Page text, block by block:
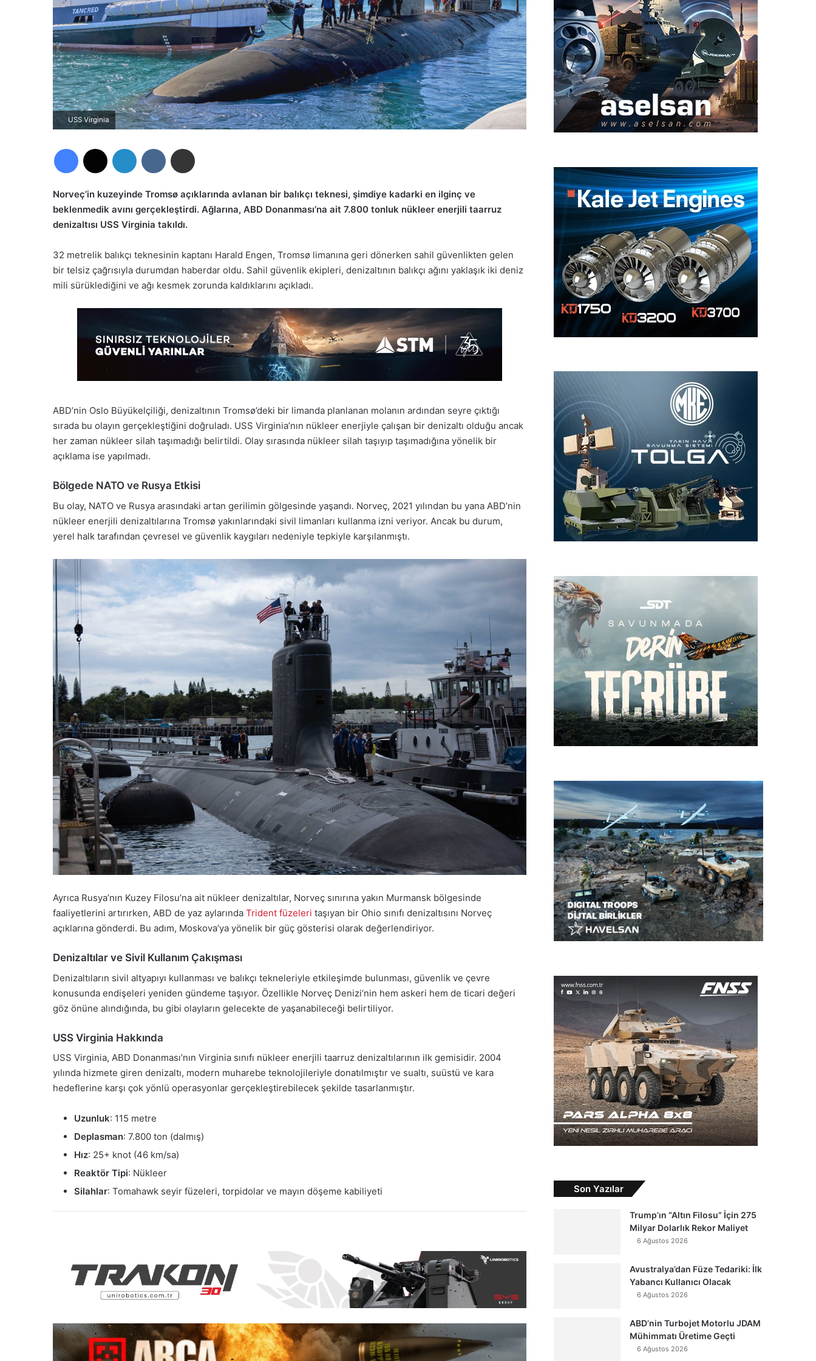
USS Virginia
Norveç’in kuzeyinde Tromsø açıklarında avlanan bir balıkçı teknesi, şimdiye kadarki en ilginç ve
beklenmedik avını gerçekleştirdi. Ağlarına, ABD Donanması’na ait 7.800 tonluk nükleer enerjili taarruz
denizaltısı USS Virginia takıldı.
32 metrelik balıkçı teknesinin kaptanı Harald Engen, Tromsø limanına geri dönerken sahil güvenlikten gelen
bir telsiz çağrısıyla durumdan haberdar oldu. Sahil güvenlik ekipleri, denizaltının balıkçı ağını yaklaşık iki deniz
mili sürüklediğini ve ağı kesmek zorunda kaldıklarını açıkladı.
ABD’nin Oslo Büyükelçiliği, denizaltının Tromsø’deki bir limanda planlanan molanın ardından seyre çıktığı
sırada bu olayın gerçekleştiğini doğruladı. USS Virginia’nın nükleer enerjiyle çalışan bir denizaltı olduğu ancak
her zaman nükleer silah taşımadığı belirtildi. Olay sırasında nükleer silah taşıyıp taşımadığına yönelik bir
açıklama ise yapılmadı.
Bölgede NATO ve Rusya Etkisi
Bu olay, NATO ve Rusya arasındaki artan gerilimin gölgesinde yaşandı. Norveç, 2021 yılından bu yana ABD’nin
nükleer enerjili denizaltılarına Tromsø yakınlarındaki sivil limanları kullanma izni veriyor. Ancak bu durum,
yerel halk tarafından çevresel ve güvenlik kaygıları nedeniyle tepkiyle karşılanmıştı.
Ayrıca Rusya’nın Kuzey Filosu’na ait nükleer denizaltılar, Norveç sınırına yakın Murmansk bölgesinde
faaliyetlerini artırırken, ABD de yaz aylarında Trident füzeleri taşıyan bir Ohio sınıfı denizaltısını Norveç
açıklarına gönderdi. Bu adım, Moskova’ya yönelik bir güç gösterisi olarak değerlendiriyor.
Denizaltılar ve Sivil Kullanım Çakışması
Denizaltıların sivil altyapıyı kullanması ve balıkçı tekneleriyle etkileşimde bulunması, güvenlik ve çevre
konusunda endişeleri yeniden gündeme taşıyor. Özellikle Norveç Denizi’nin hem askeri hem de ticari değeri
göz önüne alındığında, bu gibi olayların gelecekte de yaşanabileceği belirtiliyor.
USS Virginia Hakkında
USS Virginia, ABD Donanması’nın Virginia sınıfı nükleer enerjili taarruz denizaltılarının ilk gemisidir. 2004
yılında hizmete giren denizaltı, modern muharebe teknolojileriyle donatılmıştır ve sualtı, suüstü ve kara
hedeflerine karşı çok yönlü operasyonlar gerçekleştirebilecek şekilde tasarlanmıştır.
Uzunluk: 115 metre
Deplasman: 7.800 ton (dalmış)
Hız: 25+ knot (46 km/sa)
Reaktör Tipi: Nükleer
Silahlar: Tomahawk seyir füzeleri, torpidolar ve mayın döşeme kabiliyeti Son Yazılar
Trump’ın “Altın Filosu” İçin 275
Milyar Dolarlık Rekor Maliyet
6 Ağustos 2026
Avustralya’dan Füze Tedariki: İlk
Yabancı Kullanıcı Olacak
6 Ağustos 2026
ABD’nin Turbojet Motorlu JDAM
Mühimmatı Üretime Geçti
6 Ağustos 2026